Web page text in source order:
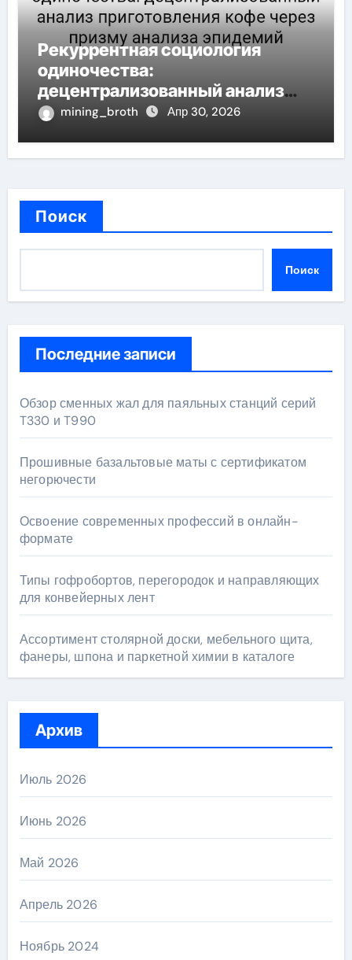
Рекуррентная социология
одиночества:
децентрализованный анализ
приготовления кофе через
mining_broth Апр 30, 2026
Поиск
Поиск
Последние записи
Обзор сменных жал для паяльных станций серий
T330 и T990
Прошивные базальтовые маты с сертификатом
негорючести
Освоение современных профессий в онлайн-
формате
Типы гофробортов, перегородок и направляющих
для конвейерных лент
Ассортимент столярной доски, мебельного щита,
фанеры, шпона и паркетной химии в каталоге
Архив
Июль 2026
Июнь 2026
Май 2026
Апрель 2026
Ноябрь 2024